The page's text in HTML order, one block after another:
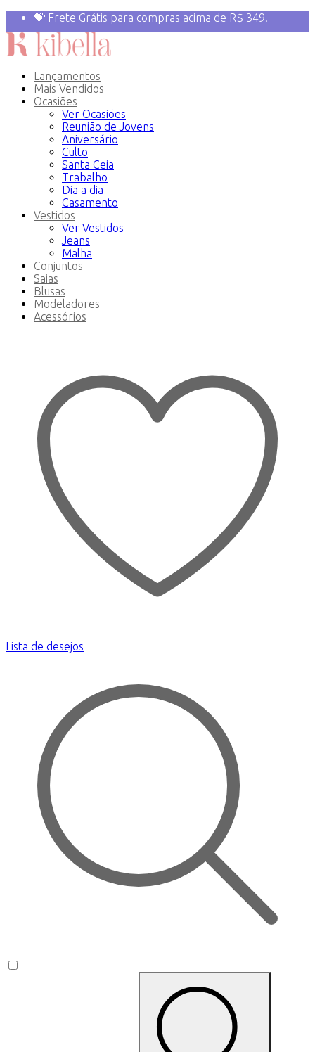
💝 Frete Grátis para compras acima de R$ 349!
Primeira compra? 10% OFF com o Cupom:
PRIMEIRAVEZ
Lançamentos
Mais Vendidos
Ocasiões
Ver Ocasiões
Reunião de Jovens
Aniversário
Culto
Santa Ceia
Trabalho
Dia a dia
Casamento
Vestidos
Ver Vestidos
Jeans
Malha
Conjuntos
Saias
Blusas
Modeladores
Acessórios
Lista de desejos